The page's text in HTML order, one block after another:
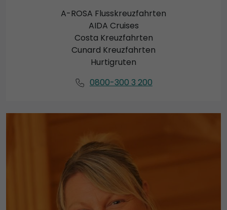
A-ROSA Flusskreuzfahrten
AIDA Cruises
Costa Kreuzfahrten
Cunard Kreuzfahrten
Hurtigruten
0800-300 3 200